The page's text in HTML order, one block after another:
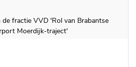
fractie VVD 'Rol van Brabantse
Moerdijk-traject'